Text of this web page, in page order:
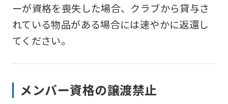
ーが資格を喪失した場合、クラブから貸与さ
れている物品がある場合には速やかに返還し
てください。
メンバー資格の譲渡禁止